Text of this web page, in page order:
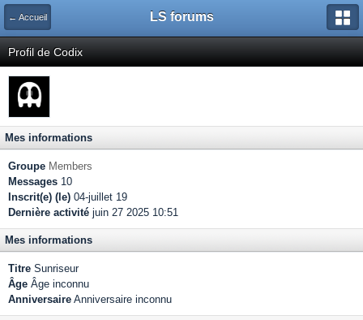
← Accueil LS forums
Profil de Codix
Mes informations
Groupe Members
Messages 10
Inscrit(e) (le) 04-juillet 19
Dernière activité juin 27 2025 10:51
Mes informations
Titre Sunriseur
Âge Âge inconnu
Anniversaire Anniversaire inconnu